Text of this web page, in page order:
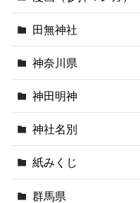
田無神社
神奈川県
神田明神
神社名別
紙みくじ
群馬県